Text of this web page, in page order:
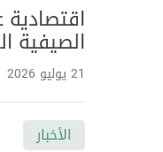
الصيفية
اقتصاد
"صيفنا سعادة
21 يوليو 2026
الأخبار